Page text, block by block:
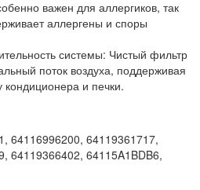
важен для аллергиков, так
аллергены и споры
системы: Чистый фильтр
поток воздуха, поддерживая
и печки.
64116996200, 64119361717,
64119366402, 64115A1BDB6,